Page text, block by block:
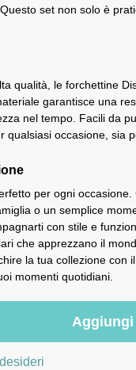
set non solo è
qualità, le forchettine
garantisce una
nel tempo. Facili da
qualsiasi occasione, sia
per ogni
o un semplice
con stile e
che apprezzano il
la tua collezione con
momenti quotidiani.